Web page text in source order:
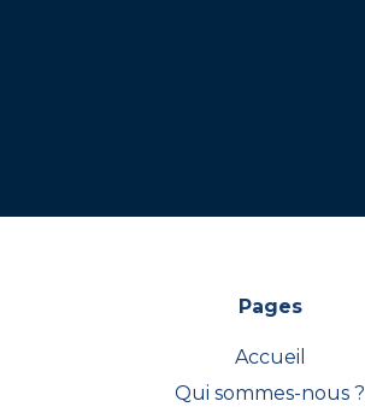
Pages
Accueil
Qui sommes-nous ?